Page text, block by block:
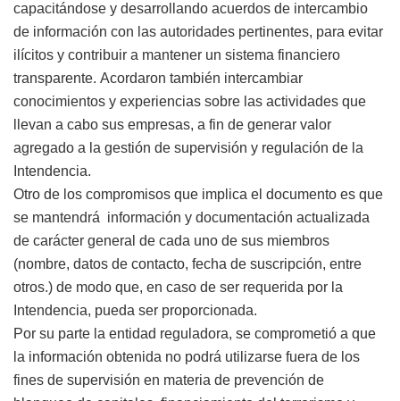
capacitándose y desarrollando acuerdos de intercambio
de información con las autoridades pertinentes, para evitar
ilícitos y contribuir a mantener un sistema financiero
transparente. Acordaron también intercambiar
conocimientos y experiencias sobre las actividades que
llevan a cabo sus empresas, a fin de generar valor
agregado a la gestión de supervisión y regulación de la
Intendencia.
Otro de los compromisos que implica el documento es que
se mantendrá información y documentación actualizada
de carácter general de cada uno de sus miembros
(nombre, datos de contacto, fecha de suscripción, entre
otros.) de modo que, en caso de ser requerida por la
Intendencia, pueda ser proporcionada.
Por su parte la entidad reguladora, se comprometió a que
la información obtenida no podrá utilizarse fuera de los
fines de supervisión en materia de prevención de